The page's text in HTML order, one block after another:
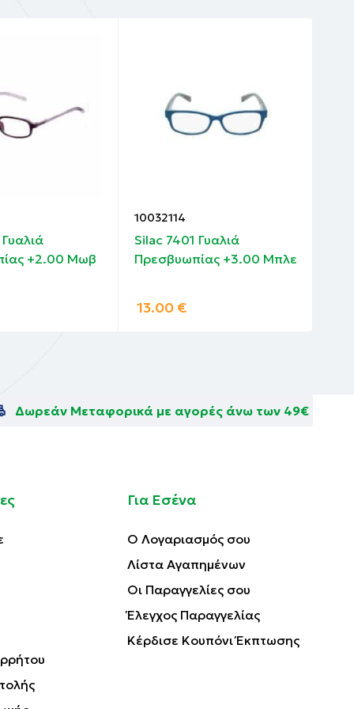
+2.00 Μωβ
10032114
Silac 7401 Γυαλιά
Πρεσβυωπίας +3.00 Μπλε
13.00 €
Δωρεάν Μεταφορικά με αγορές άνω των 49€
Για Εσένα
Ο Λογαριασμός σου
Λίστα Αγαπημένων
Οι Παραγγελίες σου
Έλεγχος Παραγγελίας
Κέρδισε Κουπόνι Έκπτωσης